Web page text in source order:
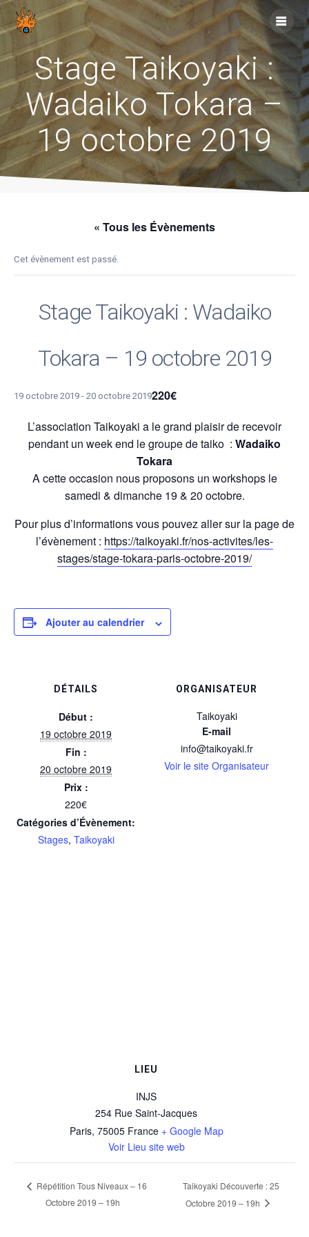
Skip
content
Stage Taikoyaki :
Wadaiko Tokara –
19 octobre 2019
« Tous les Évènements
Cet évènement est passé.
Stage Taikoyaki : Wadaiko
Tokara – 19 octobre 2019
19 octobre 2019 - 20 octobre 2019220€
L’association Taikoyaki a le grand plaisir de recevoir
pendant un week end le groupe de taiko : Wadaiko
Tokara
A cette occasion nous proposons un workshops le
samedi & dimanche 19 & 20 octobre.
Pour plus d’informations vous pouvez aller sur la page de
l’évènement : https://taikoyaki.fr/nos-activites/les-
stages/stage-tokara-paris-octobre-2019/
Ajouter au calendrier
DÉTAILS
Début :
19 octobre 2019
Fin :
20 octobre 2019
Prix :
220€
Catégories d’Évènement:
Stages, Taikoyaki
ORGANISATEUR
Taikoyaki
E-mail
info@taikoyaki.fr
Voir le site Organisateur
LIEU
INJS
254 Rue Saint-Jacques
Paris, 75005 France + Google Map
Voir Lieu site web
Répétition Tous Niveaux – 16
Octobre 2019 – 19h
Taikoyaki Découverte : 25
Octobre 2019 – 19h